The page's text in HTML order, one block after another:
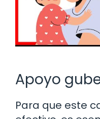
Apoyo
Para que este